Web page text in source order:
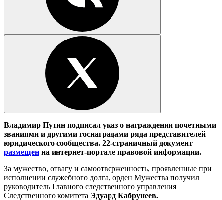
Владимир Путин подписал указ о награждении почетными
званиями и другими госнаградами ряда представителей
юридического сообщества. 22-страничный документ
размещен на интернет-портале правовой информации.
За мужество, отвагу и самоотверженность, проявленные при
исполнении служебного долга, орден Мужества получил
руководитель Главного следственного управления
Следственного комитета Эдуард Кабрунеев.